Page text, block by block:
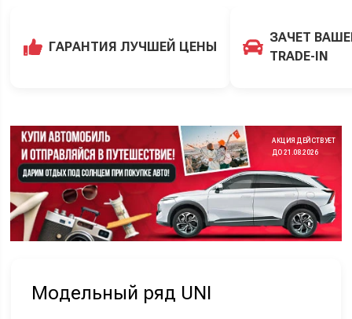
ГАРАНТИЯ ЛУЧШЕЙ ЦЕНЫ
ЗАЧЕТ
TRADE-IN
АКЦИЯ ДЕЙСТВУЕТ
ДО 21.08.2026
Модельный ряд UNI